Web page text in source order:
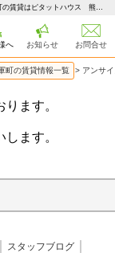
アンサイズニア健軍町の1K賃貸アパート | 熊本県熊本市・光の森・菊陽町の賃貸はピタットハウス 熊本賃貸サポート
へ お知らせ お問合せ
町の賃貸情報一覧 > アンサ
ます。
ます。
スタッフブログ